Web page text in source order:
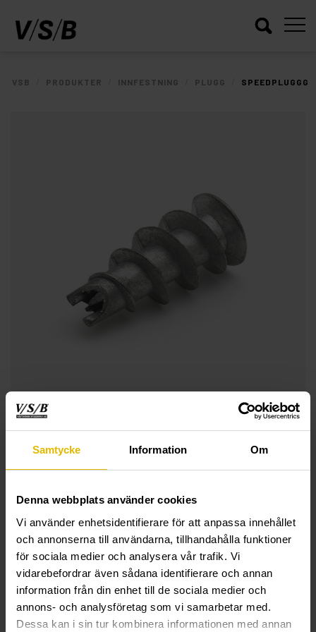
Samtycke Information Om
Denna webbplats använder cookies
Vi använder enhetsidentifierare för att anpassa innehållet
och annonserna till användarna, tillhandahålla funktioner
för sociala medier och analysera vår trafik. Vi
vidarebefordrar även sådana identifierare och annan
information från din enhet till de sociala medier och
annons- och analysföretag som vi samarbetar med.
Dessa kan i sin tur kombinera informationen med annan
VSB PRODUKTER INNFESTNING PLUGG SPEEDPLUGGG